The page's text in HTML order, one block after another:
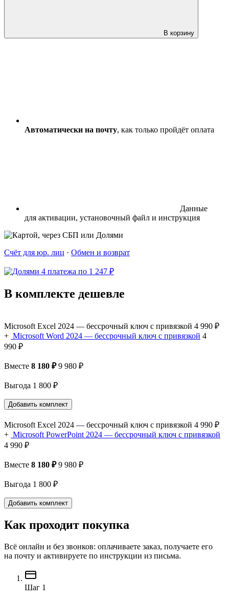
В корзину
Автоматически на почту, как только пройдёт оплата
Данные
для активации, установочный файл и инструкция
Счёт для юр. лиц · Обмен и возврат
4 платежа по 1 247 ₽
В комплекте дешевле
Microsoft Excel 2024 — бессрочный ключ с привязкой 4 990 ₽
+ Microsoft Word 2024 — бессрочный ключ с привязкой 4
990 ₽
Вместе 8 180 ₽ 9 980 ₽
Выгода 1 800 ₽
Добавить комплект
Microsoft Excel 2024 — бессрочный ключ с привязкой 4 990 ₽
+ Microsoft PowerPoint 2024 — бессрочный ключ с привязкой
4 990 ₽
Вместе 8 180 ₽ 9 980 ₽
Выгода 1 800 ₽
Добавить комплект
Как проходит покупка
Всё онлайн и без звонков: оплачиваете заказ, получаете его
на почту и активируете по инструкции из письма.
Шаг 1